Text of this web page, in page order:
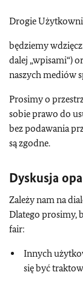
Drogie
będziemy
dalej „wpisami“)
naszych mediów
Prosimy o
sobie prawo do
bez podawania
są zgodne.
Dyskusja
Zależy nam na
Dlatego prosimy,
fair:
Innych
się być